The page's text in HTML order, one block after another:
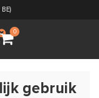
0
gebruik